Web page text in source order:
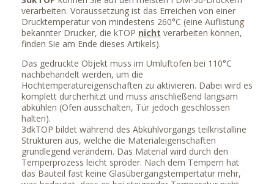
verarbeiten. Voraussetzung ist das Erreichen von einer
Drucktemperatur von mindestens 260°C (eine Auflistung
bekannter Drucker, die kTOP nicht verarbeiten können,
finden Sie am Ende dieses Artikels).
Das gedruckte Objekt muss im Umluftofen bei 110°C
nachbehandelt werden, um die
Hochtemperatureigenschaften zu aktivieren. Dabei wird es
komplett durcherhitzt und muss anschließend langsam
abkühlen (Ofen ausschalten, Tür jedoch geschlossen
halten).
3dkTOP bildet während des Abkühlvorgangs teilkristalline
Strukturen aus, welche die Materialeigenschaften
grundlegend verändern. Das Material wird durch den
Temperprozess leicht spröder. Nach dem Tempern hat
das Bauteil fast keine Glasübergangstempertatur mehr,